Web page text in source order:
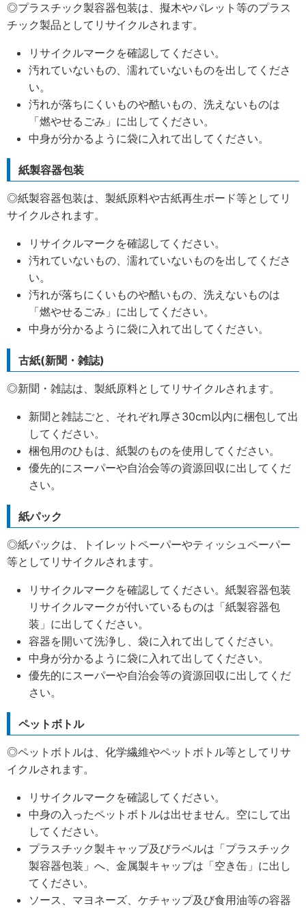
◎プラスチック製容器包装は、擬木やパレット等のプラス
チック製品としてリサイクルされます。
リサイクルマークを確認してください。
汚れていないもの、濡れていないものを出してくださ
い。
汚れが落ちにくいものや酷いもの、洗えないものは
「燃やせるごみ」に出してください。
中身が分かるように袋に入れて出してください。
紙製容器包装
◎紙製容器包装は、製紙原料や古紙再生ボード等としてリ
サイクルされます。
リサイクルマークを確認してください。
汚れていないもの、濡れていないものを出してくださ
い。
汚れが落ちにくいものや酷いもの、洗えないものは
「燃やせるごみ」に出してください。
中身が分かるように袋に入れて出してください。
古紙(新聞・雑誌)
◎新聞・雑誌は、製紙原料としてリサイクルされます。
新聞と雑誌ごと、それぞれ厚さ30cm以内に梱包して出
してください。
梱包用のひもは、紙製のものを使用してください。
優先的にスーパーや自治会等の資源回収に出してくだ
さい。
紙パック
◎紙パックは、トイレットペーパーやティッシュペーパー
等としてリサイクルされます。
リサイクルマークを確認してください。紙製容器包装
リサイクルマークが付いているものは「紙製容器包
装」に出してください。
容器を開いて洗浄し、袋に入れて出してください。
中身が分かるように袋に入れて出してください。
優先的にスーパーや自治会等の資源回収に出してくだ
さい。
ペットボトル
◎ペットボトルは、化学繊維やペットボトル等としてリサ
イクルされます。
リサイクルマークを確認してください。
中身の入ったペットボトルは出せません。空にして出
してください。
プラスチック製キャップ及びラベルは「プラスチック
製容器包装」へ、金属製キャップは「空き缶」に出し
てください。
ソース、マヨネーズ、ケチャップ及び食用油等の容器